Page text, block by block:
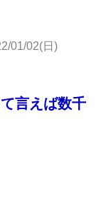
01/02(日)
言えば数千